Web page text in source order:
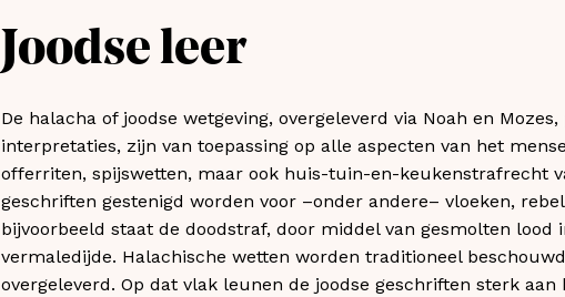
Joodse leer
De halacha of joodse wetgeving, overgeleverd via Noah en
interpretaties, zijn van toepassing op alle aspecten van het
offerriten, spijswetten, maar ook huis-tuin-en-keukenstrafrecht
geschriften gestenigd worden voor –onder andere– vloeken,
bijvoorbeeld staat de doodstraf, door middel van gesmolten lood
vermaledijde. Halachische wetten worden traditioneel
overgeleverd. Op dat vlak leunen de joodse geschriften sterk